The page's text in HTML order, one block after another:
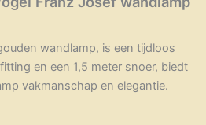
wandlamp, is een tijdloos
en een 1,5 meter snoer, biedt
vakmanschap en elegantie.